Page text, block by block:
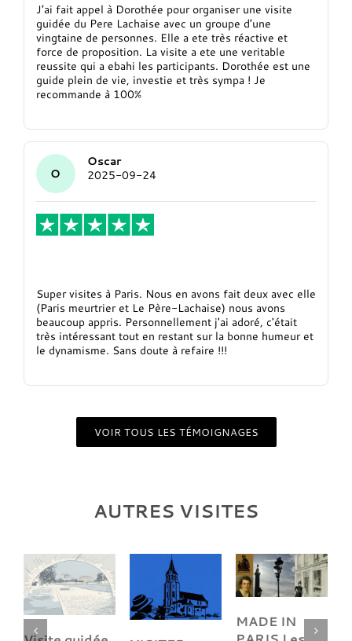
J’ai fait appel à Dorothée pour organiser une visite
guidée du Pere Lachaise avec un groupe d’une
vingtaine de personnes. Elle a ete très réactive et
force de proposition. La visite a ete une veritable
reussite qui a ebahi les participants. Dorothée est une
guide plein de vie, investie et très sympa ! Je
recommande à 100%
O
Oscar
2025-09-24
Super visites à Paris. Nous en avons fait deux avec elle
(Paris meurtrier et Le Père-Lachaise) nous avons
beaucoup appris. Personnellement j'ai adoré, c'était
très intéressant tout en restant sur la bonne humeur et
le dynamisme. Sans doute à refaire !!!
VOIR TOUS LES TÉMOIGNAGES
AUTRES VISITES
MADE IN